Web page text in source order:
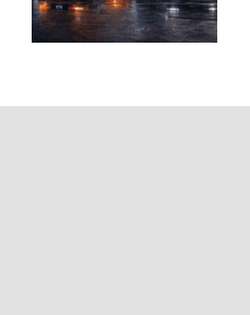
พร้อมลุยทั้งใน